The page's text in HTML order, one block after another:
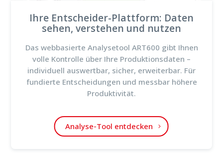
Ihre Entscheider-Plattform: Daten
sehen, verstehen und nutzen
Das webbasierte Analysetool ART600 gibt Ihnen
volle Kontrolle über Ihre Produktionsdaten –
individuell auswertbar, sicher, erweiterbar. Für
fundierte Entscheidungen und messbar höhere
Produktivität.
Analyse-Tool entdecken